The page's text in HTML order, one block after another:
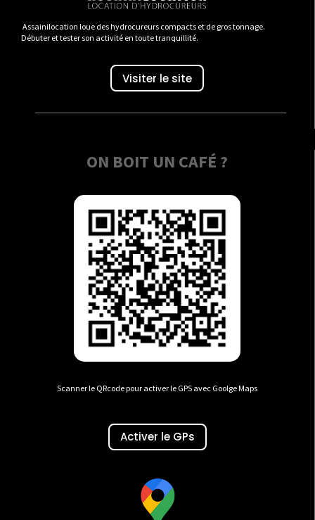
Assainilocation loue des hydrocureurs compacts et de gros tonnage.
Débuter et tester son activité en toute tranquillité.
Visiter le site
ON BOIT UN CAFÉ ?
Scanner le QRcode pour activer le GPS avec Goolge Maps
Activer le GPs